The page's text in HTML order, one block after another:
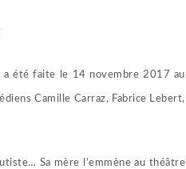
a été faite le 14 novembre 2017 au
Camille Carraz, Fabrice Lebert,
Sa mère l’emmène au théâtre